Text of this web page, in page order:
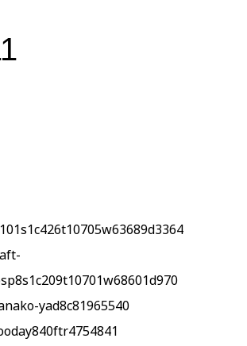
yad8c81965540